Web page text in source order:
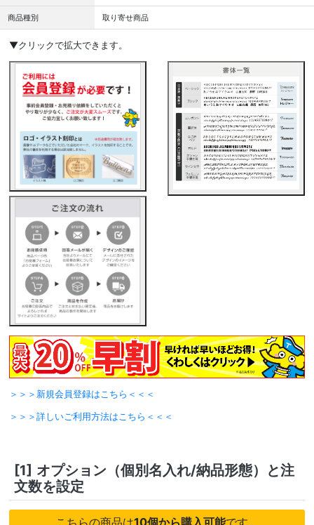
商品種別 取り寄せ商品
▼クリックで拡大できます。
＞＞＞新規会員登録はこちら＜＜＜
＞＞＞詳しいご利用方法はこちら＜＜＜
[1] オプション（個別名入れ/納品形態）と注
文数を設定